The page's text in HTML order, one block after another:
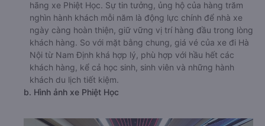
hãng xe Phiệt Học. Sự tin tưởng, ủng hộ của hàng trăm
nghìn hành khách mỗi năm là động lực chính để nhà xe
ngày càng hoàn thiện, giữ vững vị trí hàng đầu trong lòng
khách hàng. So với mặt bằng chung, giá vé của xe đi Hà
Nội từ Nam Định khá hợp lý, phù hợp với hầu hết các
khách hàng, kể cả học sinh, sinh viên và những hành
khách du lịch tiết kiệm.
b. Hình ảnh xe Phiệt Học